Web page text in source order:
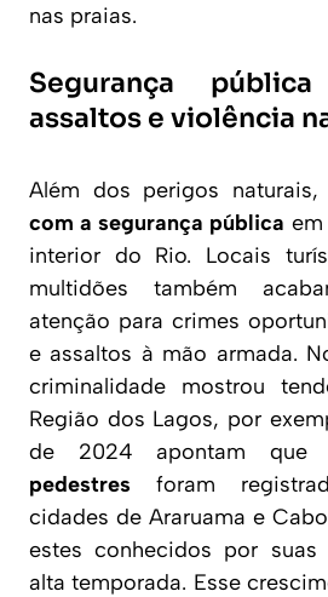
nas praias.
Segurança
assaltos e violência
Além dos perigos naturais,
com a segurança pública em
interior do Rio. Locais
multidões também
atenção para crimes
e assaltos à mão armada.
criminalidade mostrou
Região dos Lagos, por
de 2024 apontam que
pedestres foram
cidades de Araruama e
estes conhecidos por suas
alta temporada. Esse